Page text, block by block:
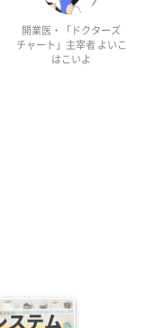
開業医・「ドクターズ
チャート」主宰者 よいこ
はこいよ